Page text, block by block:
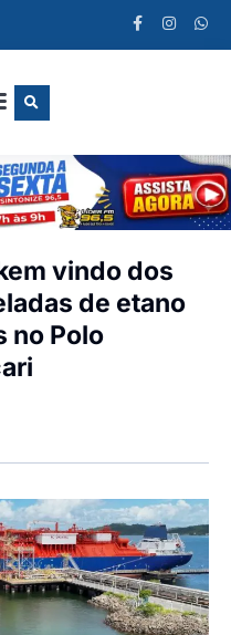
vindo dos
de etano
no Polo